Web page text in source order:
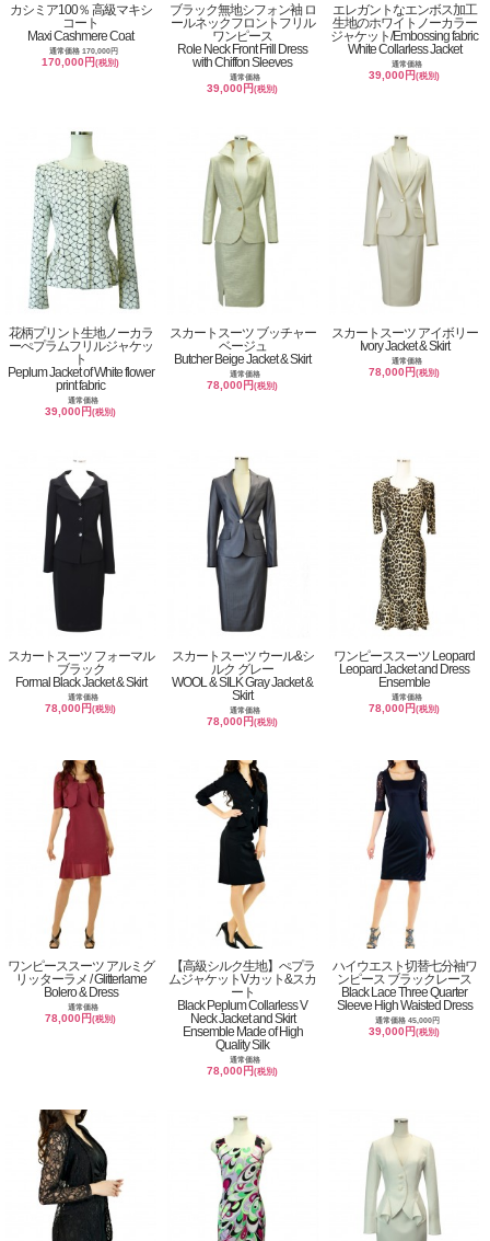
カシミア100％ 高級マキシ
コート
Maxi Cashmere Coat
通常価格 170,000円
170,000円(税別)
ブラック無地シフォン袖 ロ
ールネックフロントフリル
ワンピース
Role Neck Front Frill Dress
with Chiffon Sleeves
通常価格
39,000円(税別)
エレガントなエンボス加工
生地のホワイトノーカラー
ジャケット/Embossing fabric
White Collarless Jacket
通常価格
39,000円(税別)
花柄プリント生地ノーカラ
ーぺプラムフリルジャケッ
ト
Peplum Jacket of White flower
print fabric
通常価格
39,000円(税別)
スカートスーツ ブッチャー
ベージュ
Butcher Beige Jacket & Skirt
通常価格
78,000円(税別)
スカートスーツ アイボリー
Ivory Jacket & Skirt
通常価格
78,000円(税別)
スカートスーツ フォーマル
ブラック
Formal Black Jacket & Skirt
通常価格
78,000円(税別)
スカートスーツ ウール&シ
ルク グレー
WOOL & SILK Gray Jacket &
Skirt
通常価格
78,000円(税別)
ワンピーススーツ Leopard
Leopard Jacket and Dress
Ensemble
通常価格
78,000円(税別)
ワンピーススーツ アルミグ
リッターラメ / Glitterlame
Bolero & Dress
通常価格
78,000円(税別)
【高級シルク生地】ぺプラ
ムジャケットVカット&スカ
ート
Black Peplum Collarless V
Neck Jacket and Skirt
Ensemble Made of High
Quality Silk
通常価格
78,000円(税別)
ハイウエスト切替七分袖ワ
ンピース ブラックレース
Black Lace Three Quarter
Sleeve High Waisted Dress
通常価格 45,000円
39,000円(税別)